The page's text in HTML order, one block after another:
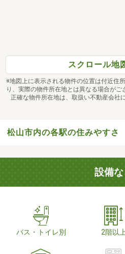
スクロール地
※地図上に表示される物件の位置は付近住
り、実際の物件所在地とは異なる場合がご
正確な物件所在地は、取扱い不動産会社
松山市内の各駅の住みやすさ
設備
バス・トイレ別 2階以